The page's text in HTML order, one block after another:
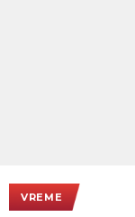
VREME